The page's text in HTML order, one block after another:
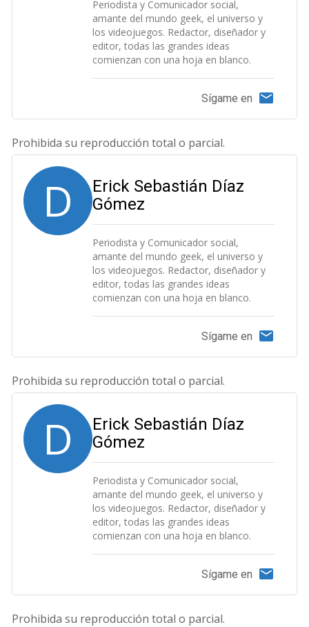
Periodista y Comunicador social,
amante del mundo geek, el universo y
los videojuegos. Redactor, diseñador y
editor, todas las grandes ideas
comienzan con una hoja en blanco.
Sígame en
Prohibida su reproducción total o parcial.
D
Erick Sebastián Díaz
Gómez
Periodista y Comunicador social,
amante del mundo geek, el universo y
los videojuegos. Redactor, diseñador y
editor, todas las grandes ideas
comienzan con una hoja en blanco.
Sígame en
Prohibida su reproducción total o parcial.
D
Erick Sebastián Díaz
Gómez
Periodista y Comunicador social,
amante del mundo geek, el universo y
los videojuegos. Redactor, diseñador y
editor, todas las grandes ideas
comienzan con una hoja en blanco.
Sígame en
Prohibida su reproducción total o parcial.